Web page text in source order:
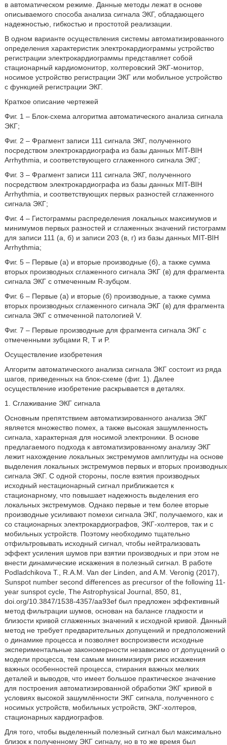
в автоматическом режиме. Данные методы лежат в основе
описываемого способа анализа сигнала ЭКГ, обладающего
надежностью, гибкостью и простотой реализации.
В одном варианте осуществления системы автоматизированного
определения характеристик электрокардиограммы устройство
регистрации электрокардиограммы представляет собой
стационарный кардиомонитор, холтеровский ЭКГ-монитор,
носимое устройство регистрации ЭКГ или мобильное устройство
с функцией регистрации ЭКГ.
Краткое описание чертежей
Фиг. 1 – Блок-схема алгоритма автоматического анализа сигнала
ЭКГ;
Фиг. 2 – Фрагмент записи 111 сигнала ЭКГ, полученного
посредством электрокардиографа из базы данных MIT-BIH
Arrhythmia, и соответствующего сглаженного сигнала ЭКГ;
Фиг. 3 – Фрагмент записи 111 сигнала ЭКГ, полученного
посредством электрокардиографа из базы данных MIT-BIH
Arrhythmia, и соответствующих первых разностей сглаженного
сигнала ЭКГ;
Фиг. 4 – Гистограммы распределения локальных максимумов и
минимумов первых разностей и сглаженных значений гистограмм
для записи 111 (а, б) и записи 203 (в, г) из базы данных MIT-BIH
Arrhythmia;
Фиг. 5 – Первые (а) и вторые производные (б), а также сумма
вторых производных сглаженного сигнала ЭКГ (в) для фрагмента
сигнала ЭКГ с отмеченным R-зубцом.
Фиг. 6 – Первые (а) и вторые (б) производные, а также сумма
вторых производных сглаженного сигнала ЭКГ (в) для фрагмента
сигнала ЭКГ с отмеченной патологией V.
Фиг. 7 – Первые производные для фрагмента сигнала ЭКГ с
отмеченными зубцами R, T и P.
Осуществление изобретения
Алгоритм автоматического анализа сигнала ЭКГ состоит из ряда
шагов, приведенных на блок-схеме (фиг. 1). Далее
осуществление изобретение раскрывается в деталях.
1. Сглаживание ЭКГ сигнала
Основным препятствием автоматизированного анализа ЭКГ
является множество помех, а также высокая зашумленность
сигнала, характерная для носимой электроники. В основе
предлагаемого подхода к автоматизированному анализу ЭКГ
лежит нахождение локальных экстремумов амплитуды на основе
выделения локальных экстремумов первых и вторых производных
сигнала ЭКГ. С одной стороны, после взятия производных
исходный нестационарный сигнал приближается к
стационарному, что повышает надежность выделения его
локальных экстремумов. Однако первые и тем более вторые
производные усиливают помехи сигнала ЭКГ, получаемого, как и
со стационарных электрокардиографов, ЭКГ-холтеров, так и с
мобильных устройств. Поэтому необходимо тщательно
отфильтровывать исходный сигнал, чтобы нейтрализовать
эффект усиления шумов при взятии производных и при этом не
внести динамические искажения в полезный сигнал. В работе
Podladchikova T., R.A.M. Van der Linden, and A.M. Veronig (2017),
Sunspot number second differences as precursor of the following 11-
year sunspot cycle, The Astrophysical Journal, 850, 81,
doi.org/10.3847/1538-4357/aa93ef был предложен эффективный
метод фильтрации шумов, основан на балансе гладкости и
близости кривой сглаженных значений к исходной кривой. Данный
метод не требует предварительных допущений и предположений
о динамике процесса и позволяет воспроизвести исходные
экспериментальные закономерности независимо от допущений о
модели процесса, тем самым минимизируя риск искажения
важных особенностей процесса, стирания важных мелких
деталей и выводов, что имеет большое практическое значение
для построения автоматизированной обработки ЭКГ кривой в
условиях высокой зашумлённости ЭКГ сигнала, полученного с
носимых устройств, мобильных устройств, ЭКГ-холтеров,
стационарных кардиографов.
Для того, чтобы выделенный полезный сигнал был максимально
близок к полученному ЭКГ сигналу, но в то же время был